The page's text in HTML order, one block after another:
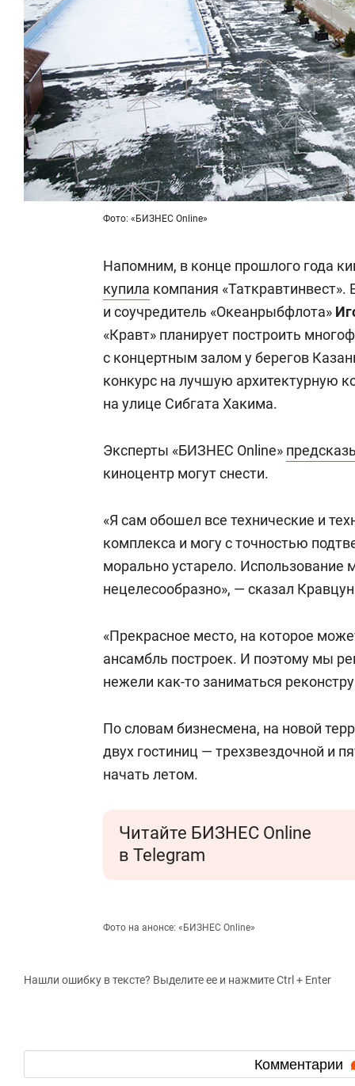
Фото: «БИЗНЕС Online»
Напомним, в конце прошлого года
купила компания
и соучредитель «Океанрыбфлота»
«Кравт» планирует построить
с концертным залом у берегов
конкурс на лучшую архитектурную
на улице Сибгата Хакима.
Эксперты «БИЗНЕС Online»
киноцентр могут снести.
«Я сам обошел все технические и
комплекса и могу с точностью
морально устарело.
нецелесообразно», — сказал
«Прекрасное место, на которое
ансамбль построек. И поэтому мы
нежели как-то заниматься
По словам бизнесмена, на новой
двух гостиниц — трехзвездочной и
начать летом.
Читайте БИЗНЕС Online
в Telegram
Фото на анонсе: «БИЗНЕС Online»
Нашли ошибку в тексте? Выделите ее и нажмите Ctrl + Enter
Комментарии